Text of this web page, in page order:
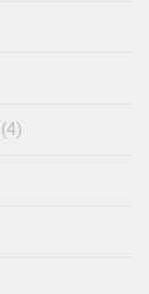
(4)